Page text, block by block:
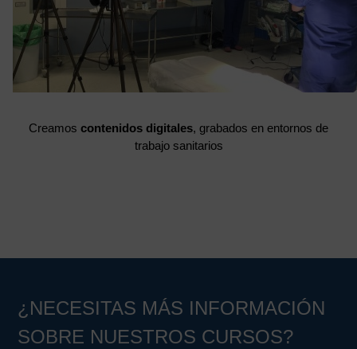
Creamos contenidos digitales, grabados en entornos de
trabajo sanitarios
¿NECESITAS MÁS INFORMACIÓN
SOBRE NUESTROS CURSOS?